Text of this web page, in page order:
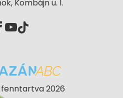
Kombájn u. 1.
fenntartva 2026